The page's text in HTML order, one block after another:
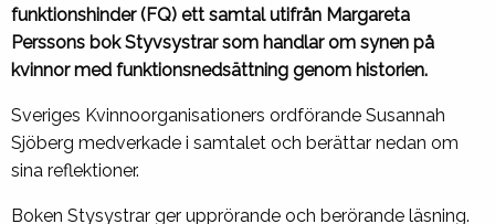
funktionshinder (FQ) ett samtal utifrån Margareta
Perssons bok Styvsystrar som handlar om synen på
kvinnor med funktionsnedsättning genom historien.
Sveriges Kvinnoorganisationers ordförande Susannah
Sjöberg medverkade i samtalet och berättar nedan om
sina reflektioner.
Boken Stysystrar ger upprörande och berörande läsning.